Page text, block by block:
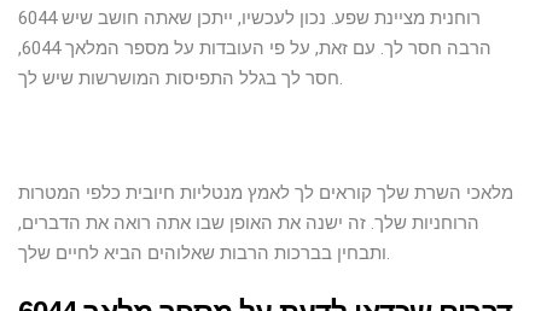
6044 רוחנית מציינת שפע. נכון לעכשיו, ייתכן שאתה חושב שיש
הרבה חסר לך. עם זאת, על פי העובדות על מספר המלאך 6044,
חסר לך בגלל התפיסות המושרשות שיש לך.
מלאכי השרת שלך קוראים לך לאמץ מנטליות חיובית כלפי המטרות
הרוחניות שלך. זה ישנה את האופן שבו אתה רואה את הדברים,
ותבחין בברכות הרבות שאלוהים הביא לחיים שלך.